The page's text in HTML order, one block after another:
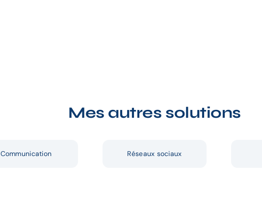
Mes autres solutions
Communication Réseaux sociaux